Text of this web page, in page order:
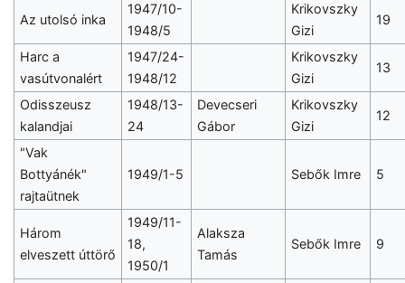
Az utolsó inka
1947/10-
1948/5
Krikovszky
Gizi
19
Harc a
vasútvonalért
1947/24-
1948/12
Krikovszky
Gizi
13
Odisszeusz
kalandjai
1948/13-
24
Devecseri
Gábor
Krikovszky
Gizi
12
"Vak
Bottyánék"
rajtaütnek
1949/1-5 Sebők Imre 5
Három
elveszett úttörő
1949/11-
18,
1950/1
Alaksza
Tamás
Sebők Imre 9